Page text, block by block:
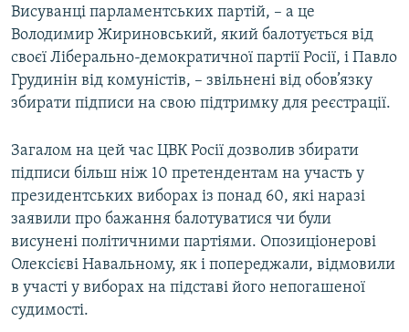
Висуванці парламентських партій, – а це
Володимир Жириновський, який балотується від
своєї Ліберально-демократичної партії Росії, і Павло
Грудинін від комуністів, – звільнені від обов’язку
збирати підписи на свою підтримку для реєстрації.
Загалом на цей час ЦВК Росії дозволив збирати
підписи більш ніж 10 претендентам на участь у
президентських виборах із понад 60, які наразі
заявили про бажання балотуватися чи були
висунені політичними партіями. Опозиціонерові
Олексієві Навальному, як і попереджали, відмовили
в участі у виборах на підставі його непогашеної
судимості.